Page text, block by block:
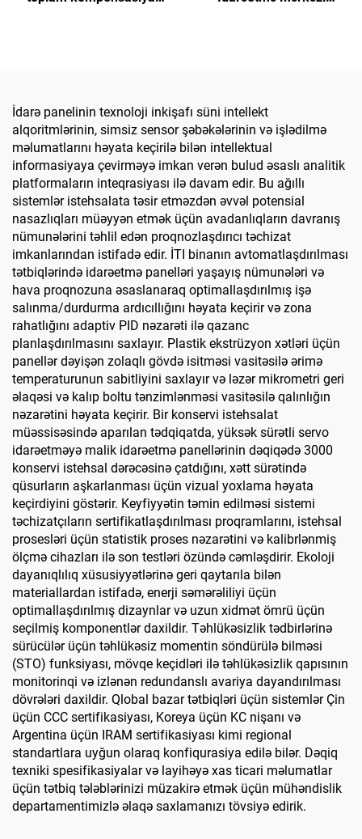
İdarə panelinin texnoloji inkişafı süni intellekt
alqoritmlərinin, simsiz sensor şəbəkələrinin və işlədilmə
məlumatlarını həyata keçirilə bilən intellektual
informasiyaya çevirməyə imkan verən bulud əsaslı analitik
platformaların inteqrasiyası ilə davam edir. Bu ağıllı
sistemlər istehsalata təsir etməzdən əvvəl potensial
nasazlıqları müəyyən etmək üçün avadanlıqların davranış
nümunələrini təhlil edən proqnozlaşdırıcı təchizat
imkanlarından istifadə edir. İTI binanın avtomatlaşdırılması
tətbiqlərində idarəetmə panelləri yaşayış nümunələri və
hava proqnozuna əsaslanaraq optimallaşdırılmış işə
salınma/durdurma ardıcıllığını həyata keçirir və zona
rahatlığını adaptiv PID nəzarəti ilə qazanc
planlaşdırılmasını saxlayır. Plastik ekstrüzyon xətləri üçün
panellər dəyişən zolaqlı gövdə isitməsi vasitəsilə ərimə
temperaturunun sabitliyini saxlayır və ləzər mikrometri geri
əlaqəsi və kalıp boltu tənzimlənməsi vasitəsilə qalınlığın
nəzarətini həyata keçirir. Bir konservi istehsalat
müəssisəsində aparılan tədqiqatda, yüksək sürətli servo
idarəetməyə malik idarəetmə panellərinin dəqiqədə 3000
konservi istehsal dərəcəsinə çatdığını, xətt sürətində
qüsurların aşkarlanması üçün vizual yoxlama həyata
keçirdiyini göstərir. Keyfiyyətin təmin edilməsi sistemi
təchizatçıların sertifikatlaşdırılması proqramlarını, istehsal
prosesləri üçün statistik proses nəzarətini və kalibrlənmiş
ölçmə cihazları ilə son testləri özündə cəmləşdirir. Ekoloji
dayanıqlılıq xüsusiyyətlərinə geri qaytarıla bilən
materiallardan istifadə, enerji səmərəliliyi üçün
optimallaşdırılmış dizaynlar və uzun xidmət ömrü üçün
seçilmiş komponentlər daxildir. Təhlükəsizlik tədbirlərinə
sürücülər üçün təhlükəsiz momentin söndürülə bilməsi
(STO) funksiyası, mövqe keçidləri ilə təhlükəsizlik qapısının
monitorinqi və izlənən redundanslı avariya dayandırılması
dövrələri daxildir. Qlobal bazar tətbiqləri üçün sistemlər Çin
üçün CCC sertifikasiyası, Koreya üçün KC nişanı və
Argentina üçün IRAM sertifikasiyası kimi regional
standartlara uyğun olaraq konfiqurasiya edilə bilər. Dəqiq
texniki spesifikasiyalar və layihəyə xas ticari məlumatlar
üçün tətbiq tələblərinizi müzakirə etmək üçün mühəndislik
departamentimizlə əlaqə saxlamanızı tövsiyə edirik.